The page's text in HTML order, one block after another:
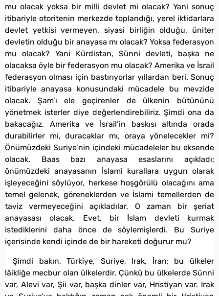
mu olacak yoksa bir milli devlet mi olacak? Yani sonuç
itibariyle otoritenin merkezde toplandığı, yerel iktidarlara
devlet yetkisi vermeyen, siyasi birliğin olduğu, üniter
devletin olduğu bir anayasa mı olacak? Yoksa federasyon
mu olacak? Yani Kürdistan, Sünni devleti, başka ne
olacaksa öyle bir federasyon mu olacak? Amerika ve İsrail
federasyon olması için bastırıyorlar yıllardan beri. Sonuç
itibariyle anayasa konusundaki mücadele bu mevzide
olacak. Şam’ı ele geçirenler de ülkenin bütününü
yönetmek isterler diye değerlendirebiliriz. Şimdi ona da
bakacağız. Amerika ve İsrail’in baskısı altında orada
durabilirler mi, duracaklar mı, oraya yönelecekler mi?
Önümüzdeki Suriye’nin içindeki mücadeleler bu eksende
olacak. Baas bazı anayasa esaslarını açıkladı;
önümüzdeki anayasanın İslami kurallara uygun olarak
işleyeceğini söylüyor, herkese hoşgörülü olacağını ama
temel gelenek, göreneklerden ve İslami temellerden de
taviz vermeyeceğini açıkladılar. O zaman bir şeriat
anayasası olacak. Evet, bir İslam devleti kurmak
istediklerini daha önce de söylemişlerdi. Bu Suriye
içerisinde kendi içinde de bir hareketi doğurur mu?
Şimdi bakın, Türkiye, Suriye, Irak, İran; bu ülkeler
lâikliğe mecbur olan ülkelerdir. Çünkü bu ülkelerde Sünni
var, Alevi var, Şii var, başka dinler var, Hristiyan var. Irak